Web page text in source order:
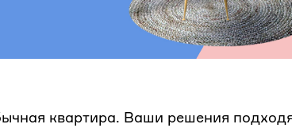
квартира. Ваши решения